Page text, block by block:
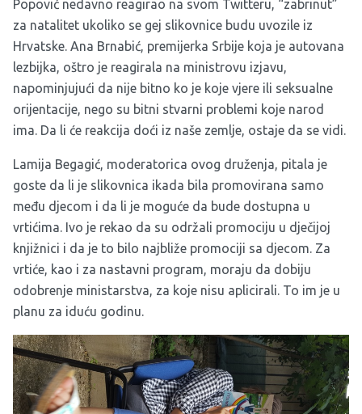
Popović nedavno reagirao na svom Twitteru, “zabrinut”
za natalitet ukoliko se gej slikovnice budu uvozile iz
Hrvatske. Ana Brnabić, premijerka Srbije koja je autovana
lezbijka, oštro je reagirala na ministrovu izjavu,
napominjujući da nije bitno ko je koje vjere ili seksualne
orijentacije, nego su bitni stvarni problemi koje narod
ima. Da li će reakcija doći iz naše zemlje, ostaje da se vidi.
Lamija Begagić, moderatorica ovog druženja, pitala je
goste da li je slikovnica ikada bila promovirana samo
među djecom i da li je moguće da bude dostupna u
vrtićima. Ivo je rekao da su održali promociju u dječijoj
knjižnici i da je to bilo najbliže promociji sa djecom. Za
vrtiće, kao i za nastavni program, moraju da dobiju
odobrenje ministarstva, za koje nisu aplicirali. To im je u
planu za iduću godinu.